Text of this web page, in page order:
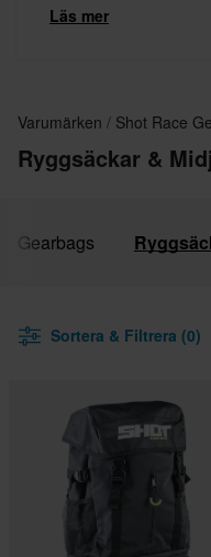
Produkterna är
Läs mer
Varumärken Shot Race
Ryggsäckar &
Gearbags
Sortera & Filtrera (0)